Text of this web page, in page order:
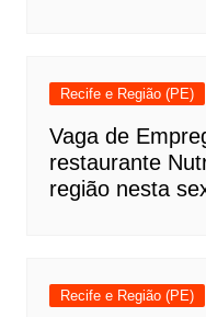
Recife e Região (PE)
Vaga de
restaurante
região nesta
Recife e Região (PE)